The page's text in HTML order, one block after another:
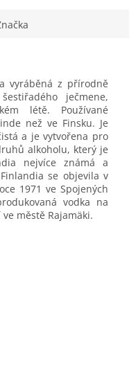
vyráběná z přírodně
ječmene,
létě. Používané
než ve Finsku. Je
a je vytvořena pro
alkoholu, který je
nejvíce známá a
se objevila v
1971 ve Spojených
vodka na
městě Rajamäki.